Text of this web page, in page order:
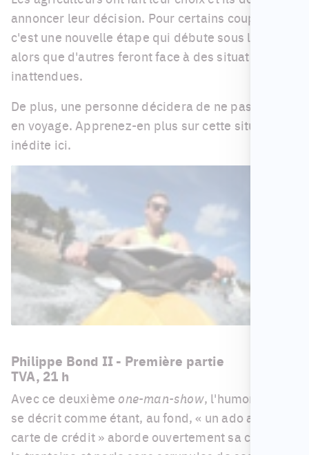
annoncer leur décision. Pour certains couples,
c'est une nouvelle étape qui débute sous le soleil,
alors que d'autres feront face à des situations
inattendues.
De plus, une personne décidera de ne pas partir
en voyage. Apprenez-en plus sur cette situation
inédite ici.
Philippe Bond II - Première partie
TVA, 21 h
Avec ce deuxième one-man-show, l'humoriste qui
se décrit comme étant, au fond, « un ado avec une
carte de crédit » aborde ouvertement sa crise de